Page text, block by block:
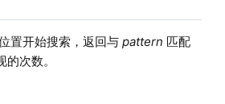
置开始搜索，返回与 pattern 匹配
次数。